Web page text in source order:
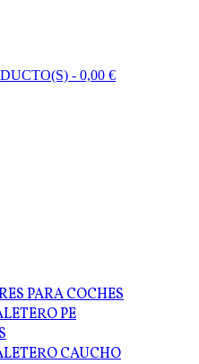
- 0,00 €
PARA COCHES
PE
CAUCHO